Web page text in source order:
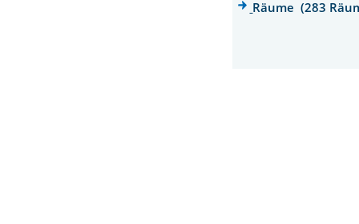
Räume (283